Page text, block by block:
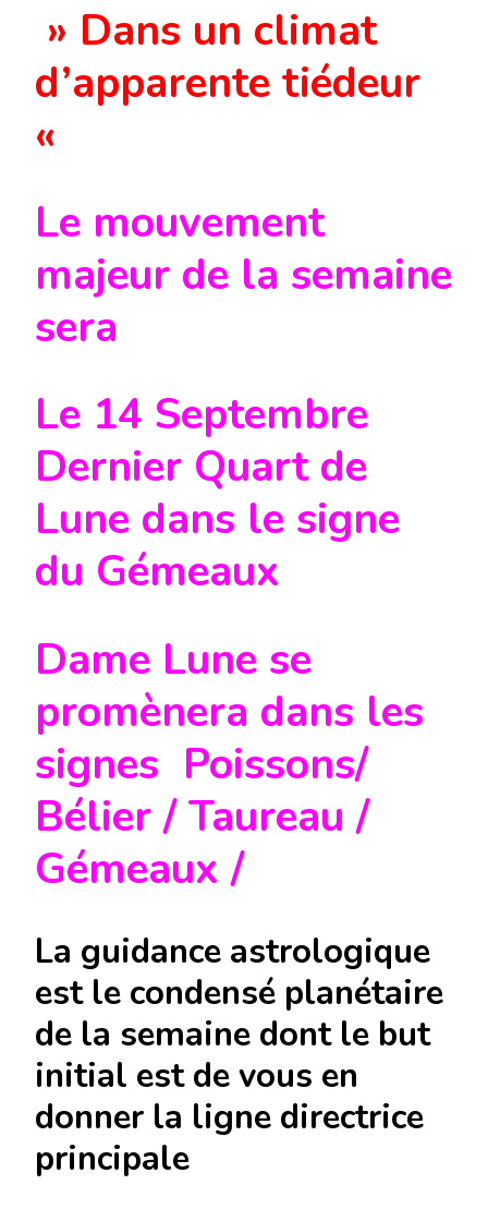
» Dans un climat
d’apparente tiédeur
«
Le mouvement
majeur de la semaine
sera
Le 14 Septembre
Dernier Quart de
Lune dans le signe
du Gémeaux
Dame Lune se
promènera dans les
signes Poissons/
Bélier / Taureau /
Gémeaux /
La guidance astrologique
est le condensé planétaire
de la semaine dont le but
initial est de vous en
donner la ligne directrice
principale